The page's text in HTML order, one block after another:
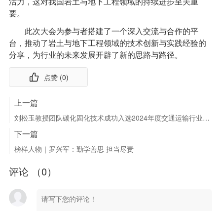
活力，这对我国岩土与地下工程领域的持续进步至关重
要。
此次大会为参与者搭建了一个深入交流与合作的平
台，推动了岩土与地下工程领域的技术创新与实践经验的
分享，为行业的未来发展开辟了新的思路与路径。
点赞 (0)
上一篇
刘松玉教授团队碳化固化技术成功入选2024年度交通运输行业节能低碳技术推广目录
下一篇
榜样人物｜罗兴军：勤学善思 担当尽责
评论 （0）